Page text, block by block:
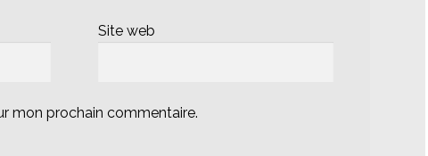
Site web
mon prochain commentaire.